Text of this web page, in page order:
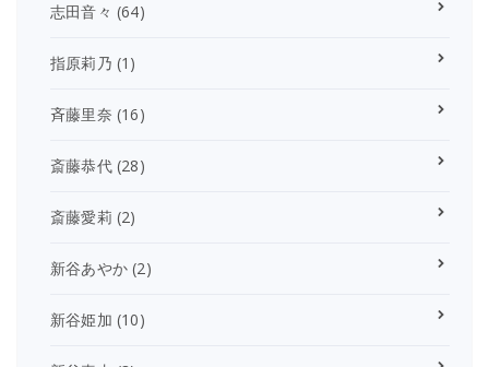
志田音々 (64)
指原莉乃 (1)
斉藤里奈 (16)
斎藤恭代(28)
斎藤愛莉 (2)
新谷あやか (2)
新谷姫加 (10)